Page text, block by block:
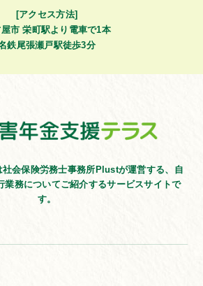
[アクセス方法]
市 栄町駅より電車で1本
鉄尾張瀬戸駅徒歩3分
会保険労務士事務所Plustが運営する、 自
業務についてご紹介するサービスサイトで
す。